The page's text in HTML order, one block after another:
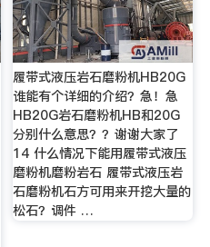
履带式液压岩石磨粉机HB20G
谁能有个详细的介绍？急！急
HB20G岩石磨粉机HB和20G
分别什么意思？？谢谢大家了
14 什么情况下能用履带式液压
磨粉机磨粉岩石 履带式液压岩
石磨粉机石方可用来开挖大量的
松石？调件 …